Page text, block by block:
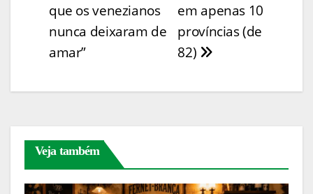
em apenas 10
províncias (de
82)
que os venezianos
nunca deixaram de
amar”
Veja também